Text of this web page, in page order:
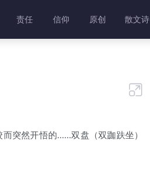
责任 信仰 原创 散文诗

然开悟的......双盘（双跏趺坐）